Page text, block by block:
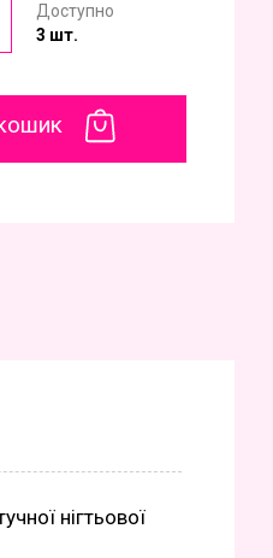
Доступно
3 шт.
нігтьової